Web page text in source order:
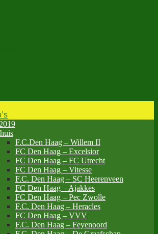
F.C.Den Haag – Willem II
FC Den Haag – Excelsior
FC Den Haag – FC Utrecht
FC Den Haag – Vitesse
F.C. Den Haag – SC Heerenveen
FC Den Haag – Ajakkes
FC Den Haag – Pec Zwolle
F.C. Den Haag – Heracles
FC Den Haag – VVV
F.C. Den Haag – Feyenoord